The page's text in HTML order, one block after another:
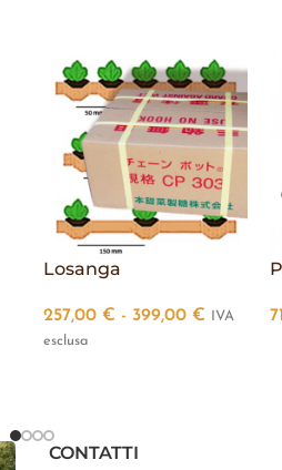
Losanga
257,00 € - 399,00 €
IVA
esclusa
CONTATTI